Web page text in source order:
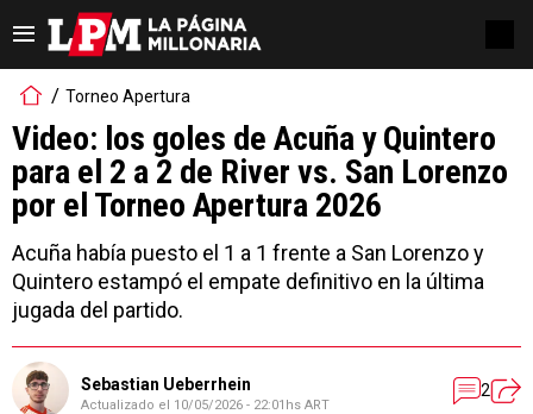
Torneo Apertura
Video: los goles de Acuña y Quintero
para el 2 a 2 de River vs. San Lorenzo
por el Torneo Apertura 2026
Acuña había puesto el 1 a 1 frente a San Lorenzo y
Quintero estampó el empate definitivo en la última
jugada del partido.
Sebastian Ueberrhein
Actualizado el 10/05/2026 - 22:01hs ART
2